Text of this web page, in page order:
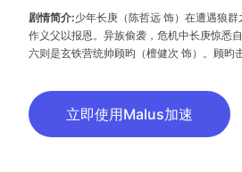
剧情简介:少年长庚（陈哲远 饰）在遭遇狼
作义父以报恩。异族偷袭，危机中长庚惊悉
六则是玄铁营统帅顾昀（檀健次 饰）。顾昀
积弱，强敌环伺，顾昀艰难抵御外敌，长庚
依旧，四海清平。
立即使用Malus加速